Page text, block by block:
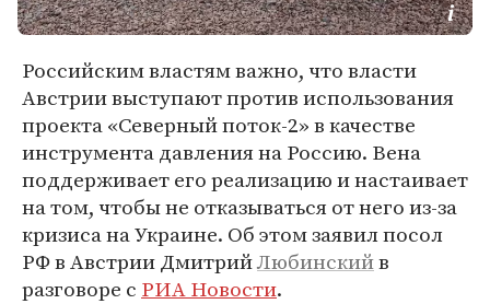
Российским властям важно, что власти
Австрии выступают против использования
проекта «Северный поток-2» в качестве
инструмента давления на Россию. Вена
поддерживает его реализацию и настаивает
на том, чтобы не отказываться от него из-за
кризиса на Украине. Об этом заявил посол
РФ в Австрии ДмитрийЛюбинскийв
разговоре с РИА Новости.